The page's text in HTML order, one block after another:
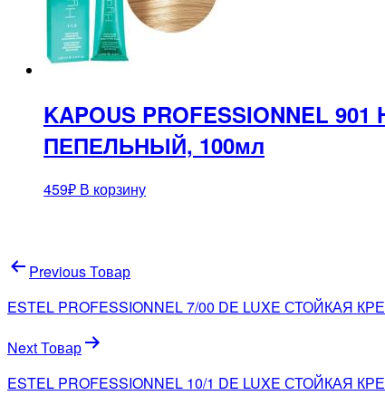
KAPOUS PROFESSIONNEL
ПЕПЕЛЬНЫЙ, 100мл
459₽ В корзину
Навигация
по
записям
Previous Товар
ESTEL PROFESSIONNEL 7/00 DE LUXE
Next Товар
ESTEL PROFESSIONNEL 10/1 DE LUXE